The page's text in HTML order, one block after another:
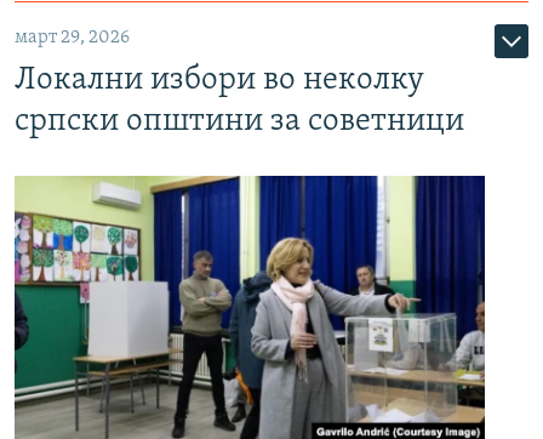
март 29, 2026
Локални избори во неколку
српски општини за советници